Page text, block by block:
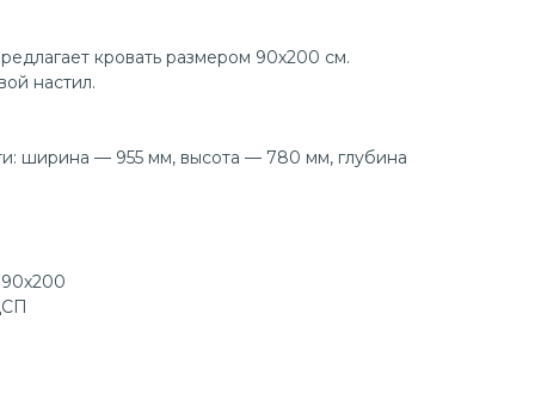
кровать размером 90х200 см.
настил.
ширина — 955 мм, высота — 780 мм, глубина